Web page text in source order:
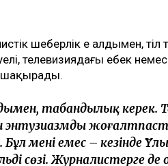
шеберлік ең алдымен, тіл
телевизиядағы еңбек
шақырады.
табандылық керек.
энтузиазмды
Бұл менің емес – кезінде
сөзі. Журналистерге